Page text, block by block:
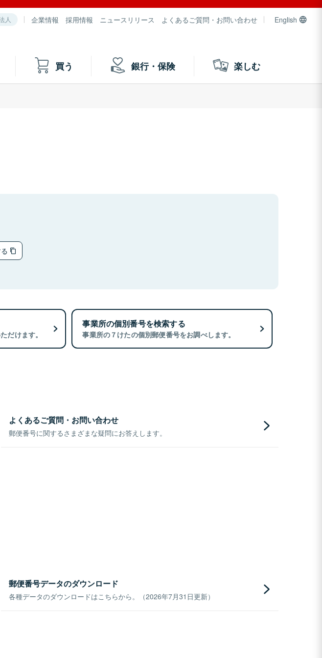
人 企業情報 採用情報 ニュースリリース よくあるご質問・お問い合わせ English
買う 銀行・保険 楽しむ
だけます。
事業所の個別番号を検索する
事業所の７けたの個別郵便番号をお調べします。
よくあるご質問・お問い合わせ
郵便番号に関するさまざまな疑問にお答えします。
郵便番号データのダウンロード
各種データのダウンロードはこちらから。（2026年7月31日更新）